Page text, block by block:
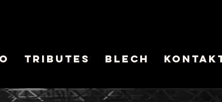
Tributes BLECH